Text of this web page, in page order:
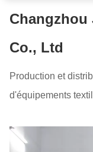
Changzhou
Co., Ltd
Production et
d'équipements